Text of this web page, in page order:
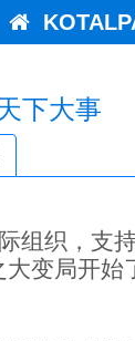
下大事
组织，支
大变局开始